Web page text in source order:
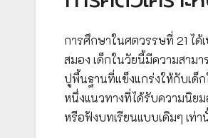
การศึกษาในศตวรรษที่ 21 ไ
สมอง เด็กในวัยนี้มีความสามา
ปูพื้นฐานที่แข็งแกร่งให้กับเด็ก
หนึ่งแนวทางที่ได้รับความนิยม
หรือฟังบทเรียนแบบเดิมๆ เท่า